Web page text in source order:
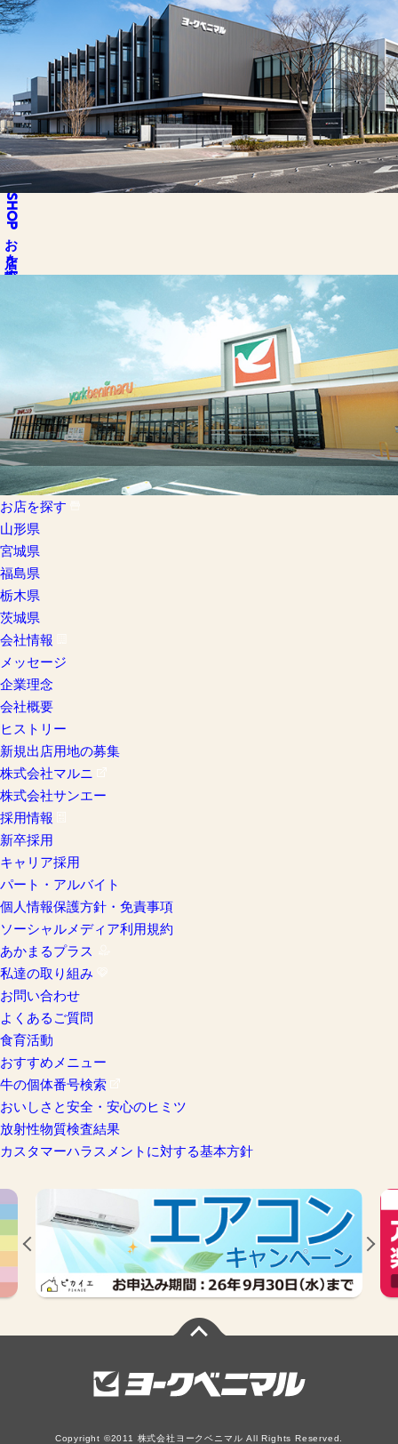
SHOP
お店を探す
お店を探す
山形県
宮城県
福島県
栃木県
茨城県
会社情報
メッセージ
企業理念
会社概要
ヒストリー
新規出店用地の募集
株式会社マルニ
株式会社サンエー
採用情報
新卒採用
キャリア採用
パート・アルバイト
個人情報保護方針・免責事項
ソーシャルメディア利用規約
あかまるプラス
私達の取り組み
お問い合わせ
よくあるご質問
食育活動
おすすめメニュー
牛の個体番号検索
おいしさと安全・安心のヒミツ
放射性物質検査結果
カスタマーハラスメントに対する基本方針
Copyright ©2011 株式会社ヨークベニマル All Rights Reserved.